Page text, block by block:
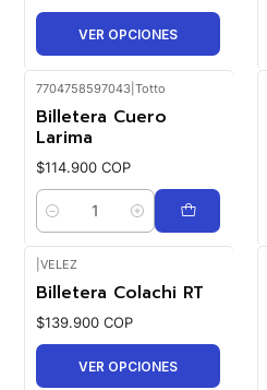
VER OPCIONES
7704758597043| Totto
Billetera Cuero
Larima
$114.900 COP
Cantidad
VELEZ
Billetera Colachi RT
$139.900 COP
VER OPCIONES